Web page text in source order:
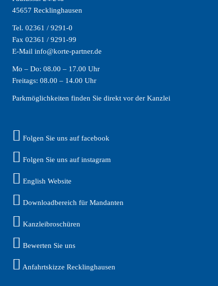
45657 Recklinghausen
Tel. 02361 / 9291-0
Fax 02361 / 9291-99
E-Mail info@korte-partner.de
Mo – Do: 08.00 – 17.00 Uhr
Freitags: 08.00 – 14.00 Uhr
Parkmöglichkeiten finden Sie direkt vor der Kanzlei
Folgen Sie uns auf facebook
Folgen Sie uns auf instagram
English Website
Downloadbereich für Mandanten
Kanzleibroschüren
Bewerten Sie uns
Anfahrtskizze Recklinghausen